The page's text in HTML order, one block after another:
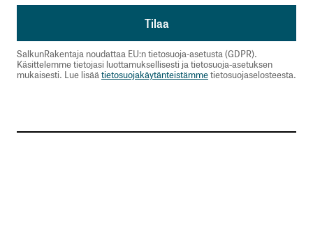
SalkunRakentaja noudattaa EU:n tietosuoja-asetusta (GDPR).
Käsittelemme tietojasi luottamuksellisesti ja tietosuoja-asetuksen
mukaisesti. Lue lisäätietosuojakäytänteistämmetietosuojaselosteesta.